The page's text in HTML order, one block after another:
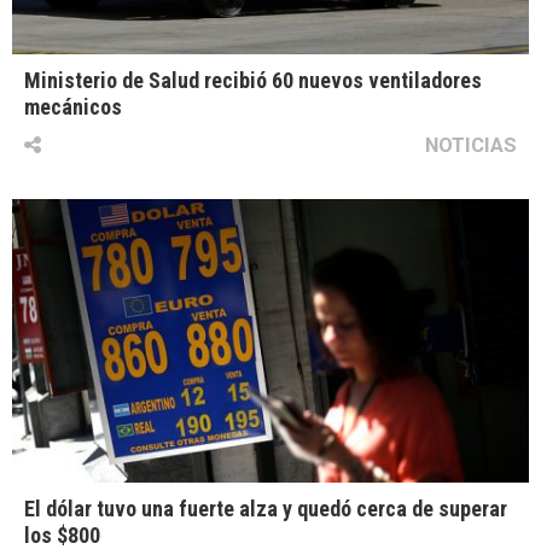
Ministerio de Salud recibió 60 nuevos ventiladores
mecánicos
NOTICIAS
El dólar tuvo una fuerte alza y quedó cerca de superar
los $800